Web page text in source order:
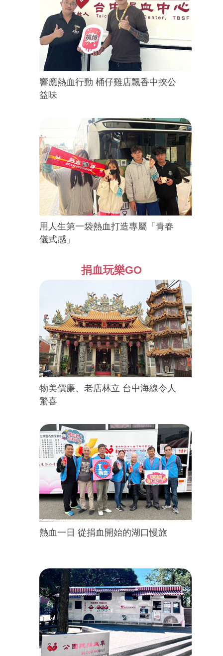
響應熱血行動 桶仔雞店飄香中挾公
益味
用人生第一袋熱血打造專屬「青春
儀式感」
捐血玩樂GO
物美價廉、老店林立 台中海線令人
驚喜
熱血一日 從捐血開始的湖口慢旅